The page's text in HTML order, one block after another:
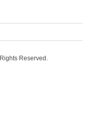
Reserved.